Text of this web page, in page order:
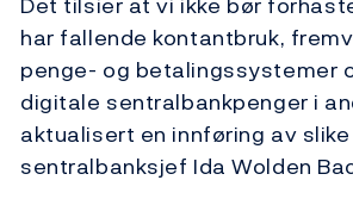
har fallende kontantbruk,
penge- og betalingssystemer
digitale sentralbankpenger i
aktualisert en innføring av
sentralbanksjef Ida Wolden